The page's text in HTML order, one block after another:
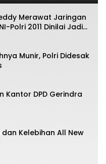
Merawat Jaringan
Polri 2011 Dinilai Jadi
Loyalitas
Munir, Polri Didesak
Kantor DPD Gerindra
Kelebihan All New